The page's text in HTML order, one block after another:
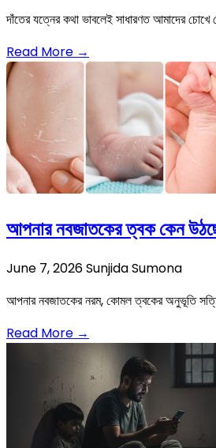
দাঁতের যত্নের কথা ভাবলেই সাধারণত আমাদের
Read More →
আপনার নবজাতকের ত্বক কেন
June 7, 2026Sunjida Sumona
আপনার নবজাতকের নরম, কোমল ত্বকের অনুভূতি
Read More →